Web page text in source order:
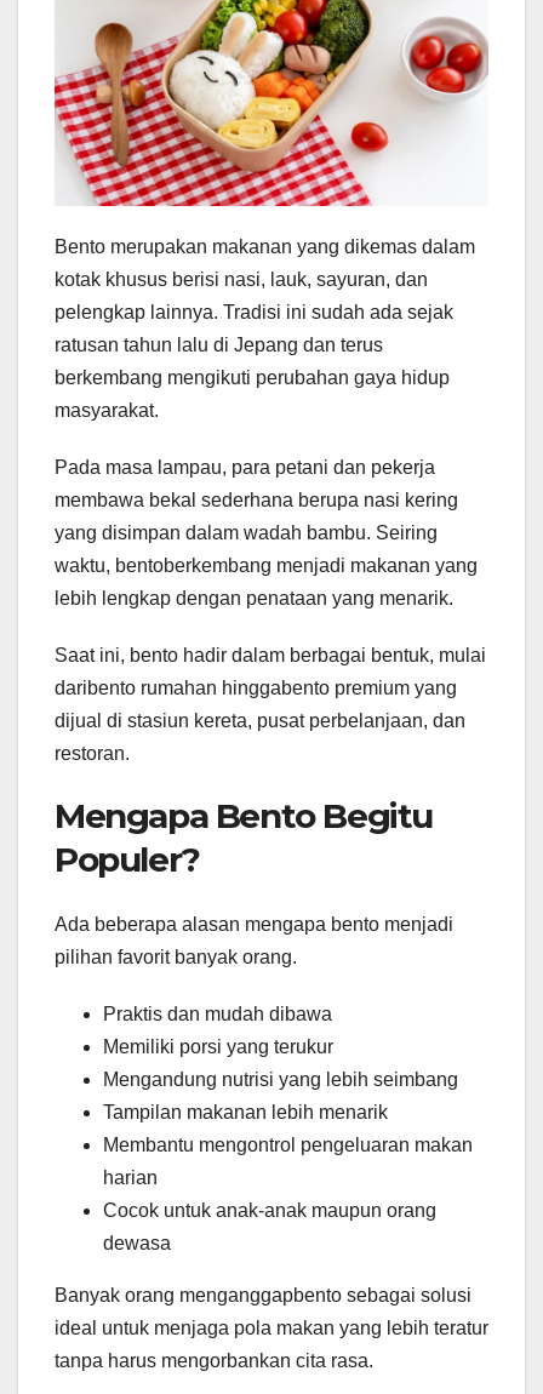
Bento merupakan makanan yang dikemas dalam
kotak khusus berisi nasi, lauk, sayuran, dan
pelengkap lainnya. Tradisi ini sudah ada sejak
ratusan tahun lalu di Jepang dan terus
berkembang mengikuti perubahan gaya hidup
masyarakat.
Pada masa lampau, para petani dan pekerja
membawa bekal sederhana berupa nasi kering
yang disimpan dalam wadah bambu. Seiring
waktu, bentoberkembang menjadi makanan yang
lebih lengkap dengan penataan yang menarik.
Saat ini, bento hadir dalam berbagai bentuk, mulai
daribento rumahan hinggabento premium yang
dijual di stasiun kereta, pusat perbelanjaan, dan
restoran.
Mengapa Bento Begitu
Populer?
Ada beberapa alasan mengapa bento menjadi
pilihan favorit banyak orang.
Praktis dan mudah dibawa
Memiliki porsi yang terukur
Mengandung nutrisi yang lebih seimbang
Tampilan makanan lebih menarik
Membantu mengontrol pengeluaran makan
harian
Cocok untuk anak-anak maupun orang
dewasa
Banyak orang menganggapbento sebagai solusi
ideal untuk menjaga pola makan yang lebih teratur
tanpa harus mengorbankan cita rasa.